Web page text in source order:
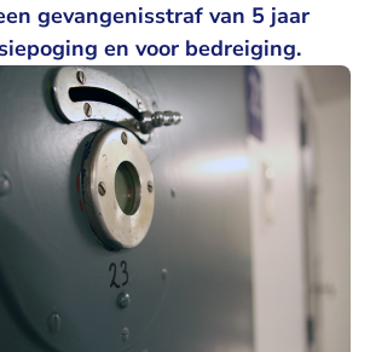
gevangenisstraf van 5 jaar
en voor bedreiging.